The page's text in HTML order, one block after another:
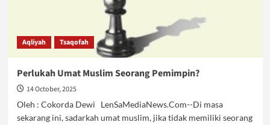
Aqliyah Tsaqofah
Perlukah Umat Muslim Seorang Pemimpin?
14 October, 2025
Oleh : Cokorda Dewi LenSaMediaNews.Com--Di masa
sekarang ini, sadarkah umat muslim, jika tidak memiliki seorang